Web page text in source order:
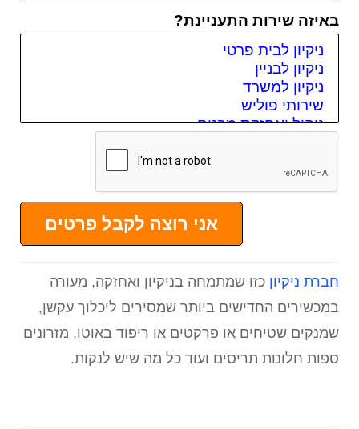
באיזה שירות התעניינת?
אני רוצה לקבל פרטים
חברת ניקיון כזו שמתמחה בניקיון ואחזקה, מעורה
במכשירים החדישים ביותר שמסירים ליכלוך עקשן,
שמנקים שטיחים או פרקטים או ריפוד באוטו, מזרונים
ספות חלונות תריסים ועוד כל מה שיש לנקות.